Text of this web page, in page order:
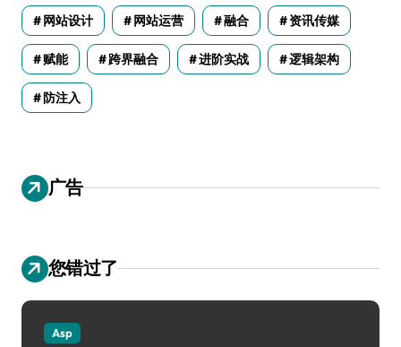
网站设计 网站运营 融合 资讯传媒
赋能 跨界融合 进阶实战 逻辑架构
防注入
广告
您错过了
Asp